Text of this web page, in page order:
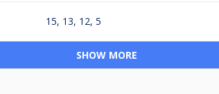
15, 13, 12, 5
SHOW MORE